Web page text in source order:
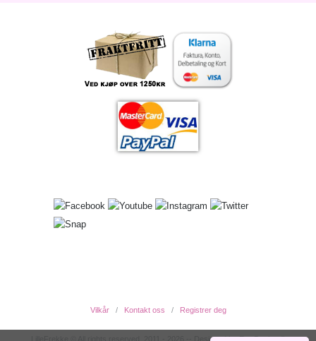
Vilkår Kontakt oss Registrer deg
LilleFrekke © All rights reserved. 2011 - 2026 -- Designed by EwcDesign ®